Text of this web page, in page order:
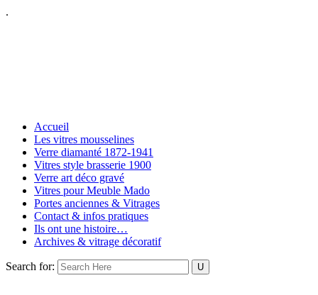
.
Accueil
Les vitres mousselines
Verre diamanté 1872-1941
Vitres style brasserie 1900
Verre art déco gravé
Vitres pour Meuble Mado
Portes anciennes & Vitrages
Contact & infos pratiques
Ils ont une histoire…
Archives & vitrage décoratif
Search for: